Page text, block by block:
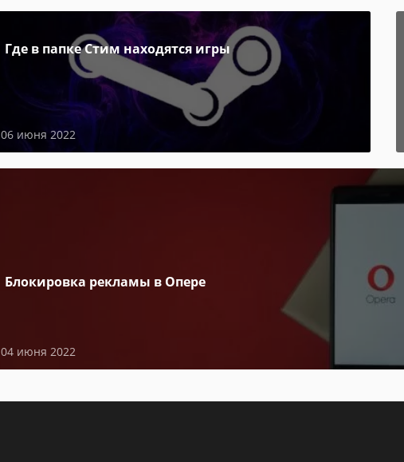
Где в папке Стим находятся игры
06 июня 2022
Блокировка рекламы в Опере
04 июня 2022